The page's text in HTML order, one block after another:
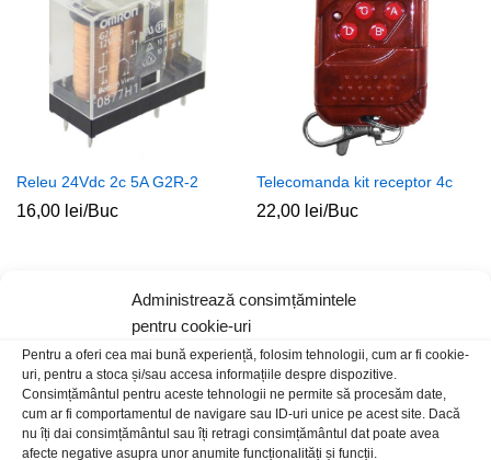
Administrează consimțămintele
pentru cookie-uri
Pentru a oferi cea mai bună experiență, folosim tehnologii, cum ar fi cookie-
uri, pentru a stoca și/sau accesa informațiile despre dispozitive.
Consimțământul pentru aceste tehnologii ne permite să procesăm date,
cum ar fi comportamentul de navigare sau ID-uri unice pe acest site. Dacă
nu îți dai consimțământul sau îți retragi consimțământul dat poate avea
afecte negative asupra unor anumite funcționalități și funcții.
Releu 24Vdc 2c 5A G2R-2
16,00 lei/Buc
Telecomanda kit receptor 4c
22,00 lei/Buc